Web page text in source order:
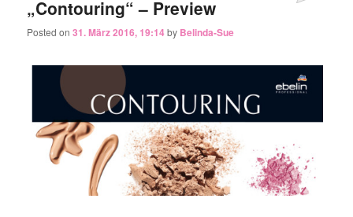
„Contouring‏“ – Preview
Posted on31. März 2016, 19:14by Belinda-Sue